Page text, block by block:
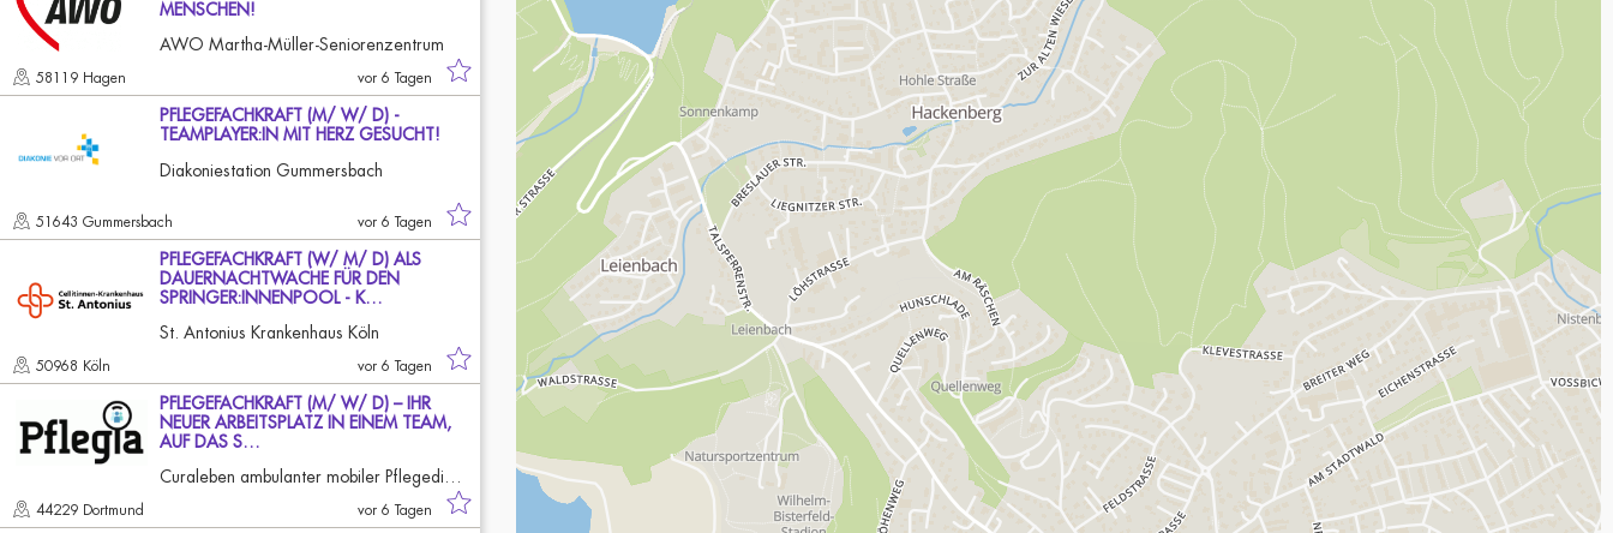
MENSCHEN!
AWO Martha-Müller-Seniorenzentrum
58119 Hagen vor 6 Tagen
PFLEGEFACHKRAFT (M/ W/ D) -
TEAMPLAYER:IN MIT HERZ GESUCHT!
Diakoniestation Gummersbach
51643 Gummersbach vor 6 Tagen
PFLEGEFACHKRAFT (W/ M/ D) ALS
DAUERNACHTWACHE FÜR DEN
SPRINGER:INNENPOOL - K…
St. Antonius Krankenhaus Köln
50968 Köln vor 6 Tagen
PFLEGEFACHKRAFT (M/ W/ D) – IHR
NEUER ARBEITSPLATZ IN EINEM TEAM,
AUF DAS S…
44229 Dortmund vor 6 Tagen